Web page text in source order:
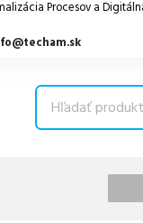
Procesov a